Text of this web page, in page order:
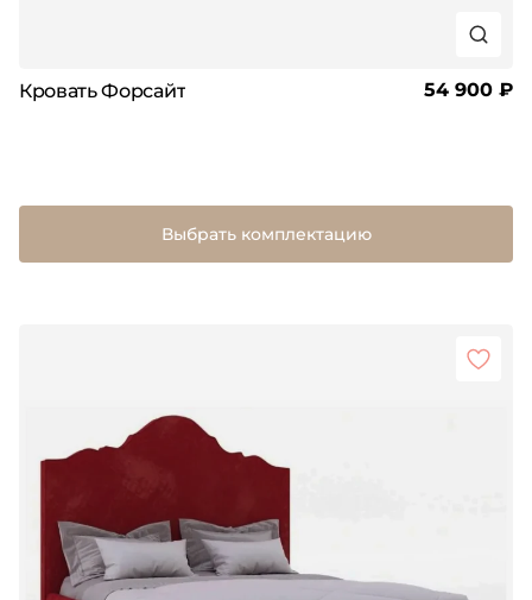
Кровать Форсайт 54 900 ₽
Выбрать комплектацию